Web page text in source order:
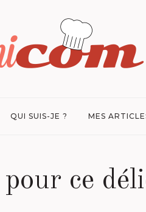
QUI SUIS-JE ? MES
pour ce